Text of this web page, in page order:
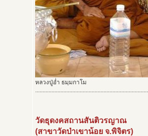
หลวงปู่อ่ำ ธมฺมกาโม
............................................................................
วัดธุดงคสถานสันติวรญาณ
(สาขาวัดป่าเขาน้อย จ.พิจิตร)